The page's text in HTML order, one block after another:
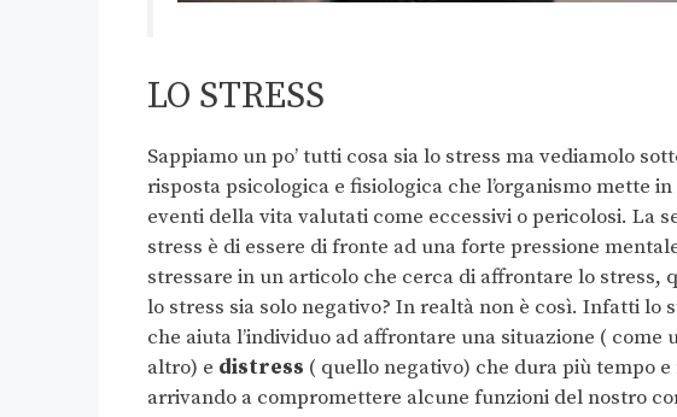
LO STRESS
Sappiamo un po’ tutti cosa sia lo stress ma vediamolo
risposta psicologica e fisiologica che l’organismo mette
eventi della vita valutati come eccessivi o pericolosi. La
stress è di essere di fronte ad una forte pressione
stressare in un articolo che cerca di affrontare lo stress,
lo stress sia solo negativo? In realtà non è così. Infatti lo
che aiuta l’individuo ad affrontare una situazione (
altro) e distress ( quello negativo) che dura più tempo
arrivando a compromettere alcune funzioni del nostro